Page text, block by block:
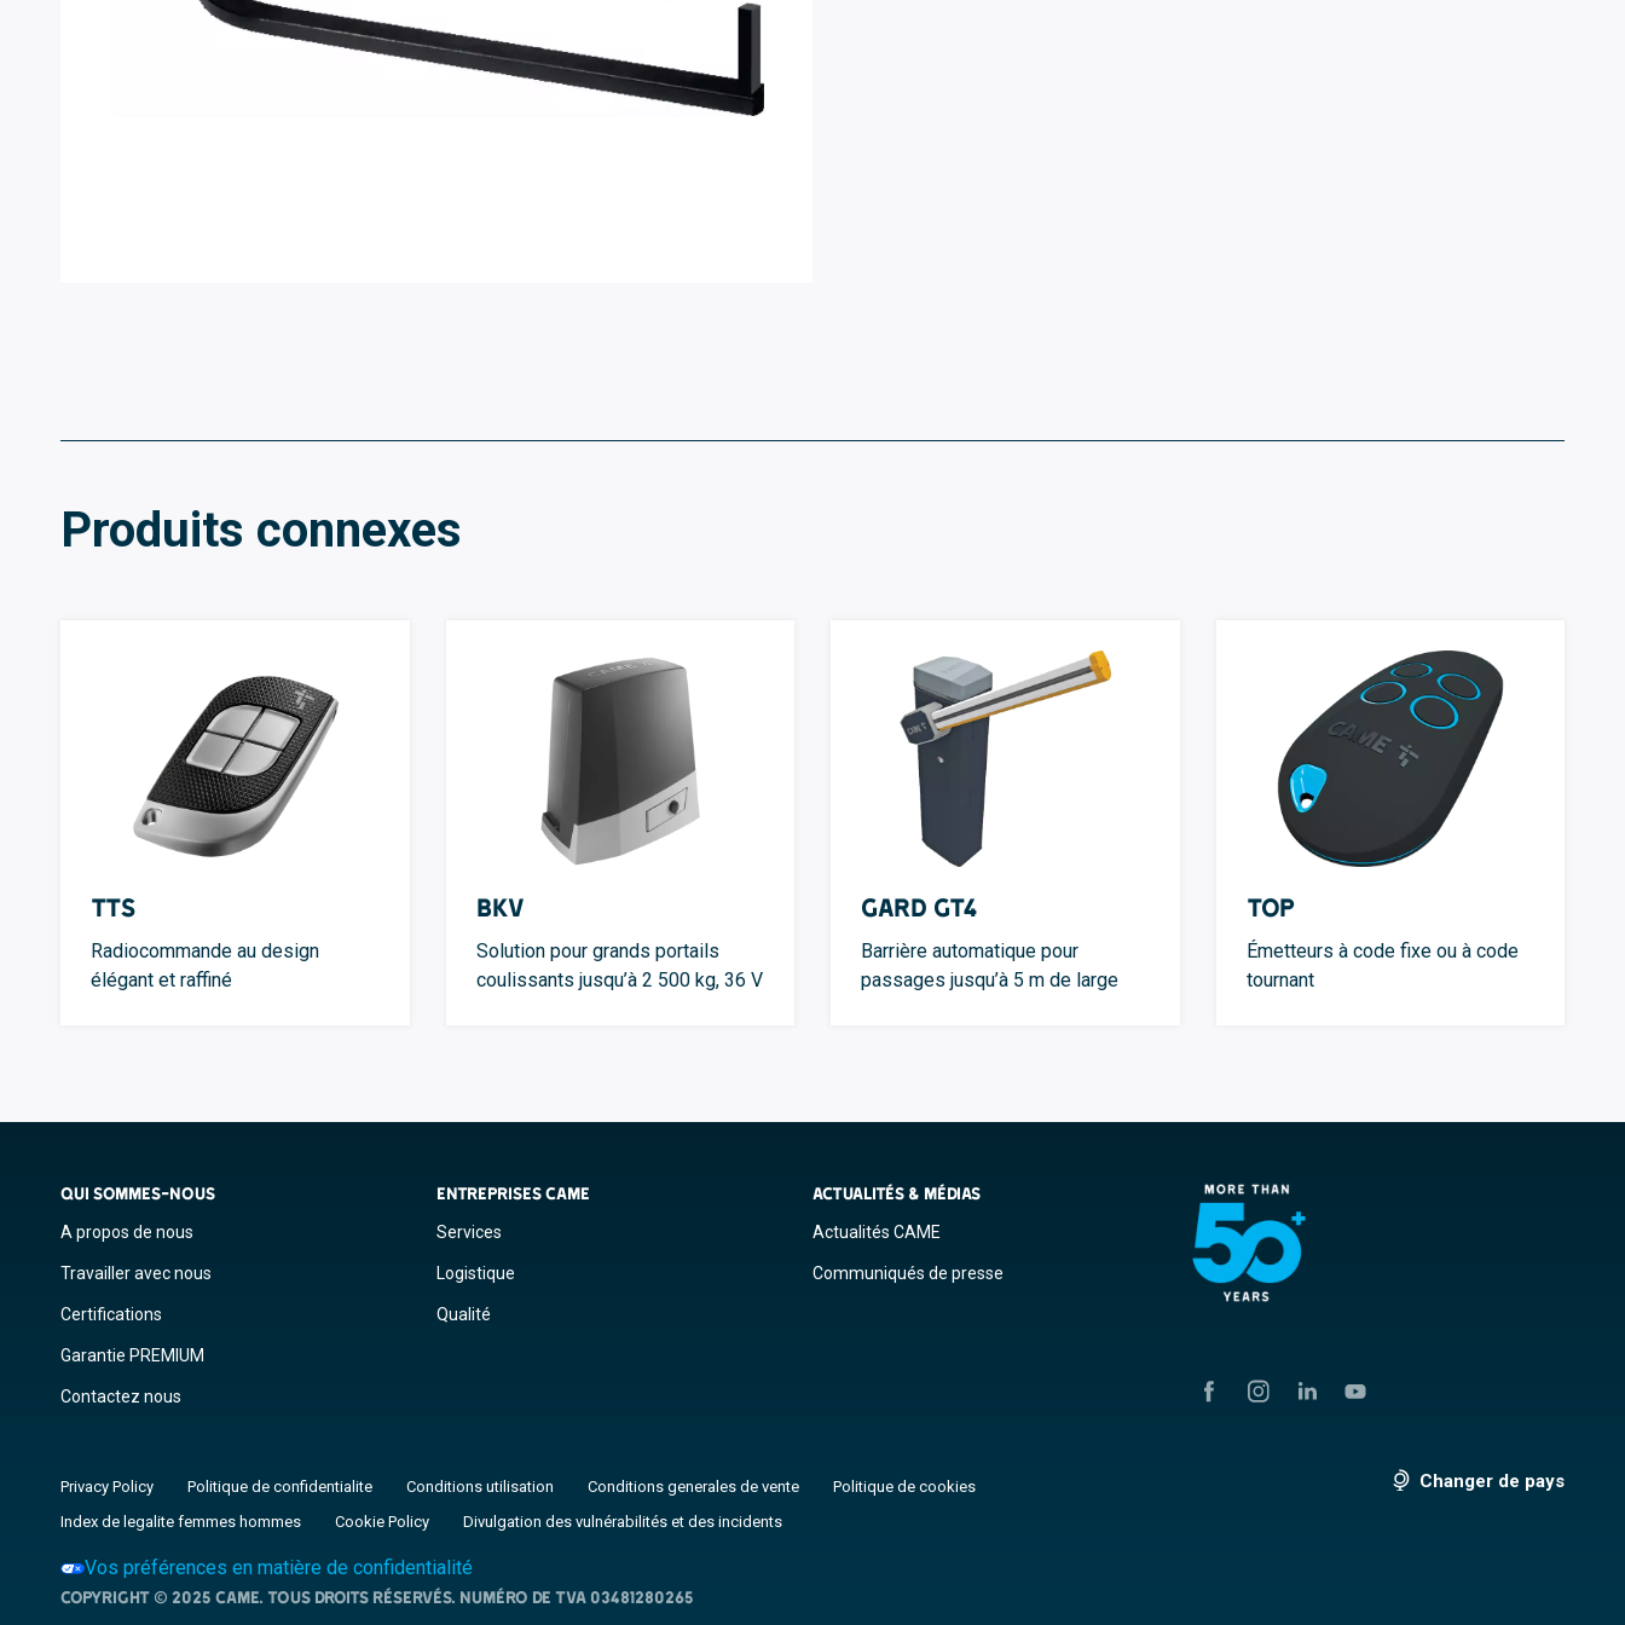
Produits connexes
TTS
Radiocommande au design
élégant et raffiné
BKV
Solution pour grands portails
coulissants jusqu’à 2 500 kg, 36 V
GARD GT4
Barrière automatique pour
passages jusqu’à 5 m de large
TOP
Émetteurs à code fixe ou à code
tournant
QUI SOMMES-NOUS
A propos de nous
Travailler avec nous
Certifications
Garantie PREMIUM
Contactez nous
ENTREPRISES CAME
Services
Logistique
Qualité
ACTUALITÉS & MÉDIAS
Actualités CAME
Communiqués de presse
Privacy Policy Politique de confidentialite Conditions utilisation Conditions generales de vente
Politique de cookies
Index de legalite femmes hommes
Cookie Policy Divulgation des vulnérabilités et des incidents
Changer de pays
Vos préférences en matière de confidentialité
Copyright © 2025 CAME. Tous droits réservés. NUMÉRO DE TVA 03481280265